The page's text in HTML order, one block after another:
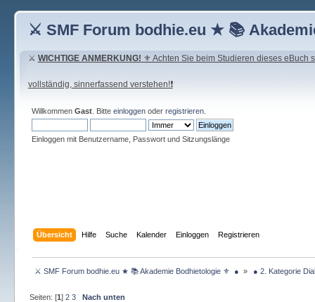
⚔ SMF Forum bodhie.eu ★ 📚
⚔ WICHTIGE ANMERKUNG! ⚜ Achten Sie beim Studieren dieses eBuch
vollständig, sinnerfassend verstehen!❗
Willkommen Gast. Bitte einloggenoder registrieren.
Einloggen mit Benutzername, Passwort und Sitzungslänge
Übersicht Hilfe Suche Kalender Einloggen Registrieren
⚔ SMF Forum bodhie.eu ★ 📚 Akademie Bodhietologie ⚜  ● » ● 2. Kategorie
Seiten: [1] 2 3 Nach unten